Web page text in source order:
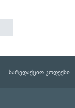
სარედაქციო კოდექსი